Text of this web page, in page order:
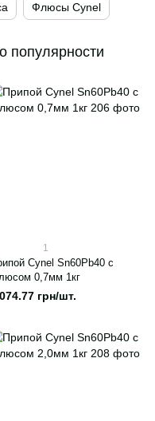
Флюсы Cynel
популярности
1
Cynel Sn60Pb40 с
0,7мм 1кг
грн/шт.